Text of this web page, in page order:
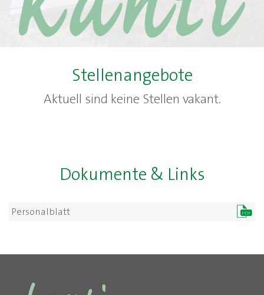
Stellenangebote
Aktuell sind keine Stellen vakant.
Dokumente & Links
Personalblatt PDF